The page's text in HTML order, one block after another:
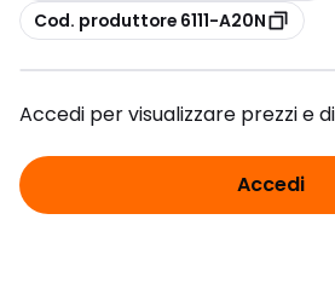
copia
Cod. produttore 6111-A20N
Accedi per visualizzare prezzi e
Accedi